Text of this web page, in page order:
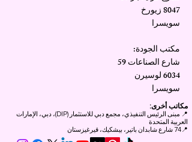
8047 زيورخ
سويسرا
مكتب الجودة:
شارع الصناعات 59
6034 لوسيرن
سويسرا
مكاتب أخرى:
📍
مبنى الرئيس التنفيذي، مجمع دبي للاستثمار (DIP)، دبي، الإمارات
العربية المتحدة
📍74 شارع شابدان باتير، بيشكيك، قيرغيزستان